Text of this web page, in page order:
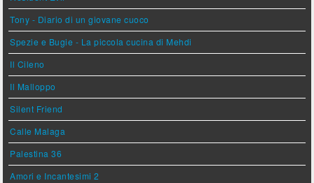
Tony - Diario di un giovane cuoco
Spezie e Bugie - La piccola cucina di Mehdi
Il Cileno
Il Malloppo
Silent Friend
Calle Malaga
Palestina 36
Amori e Incantesimi 2